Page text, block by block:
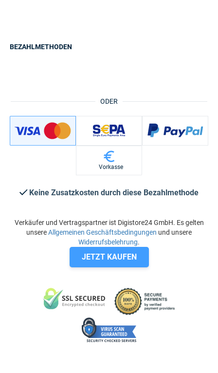
ODER
BEZAHLMETHODEN
Vorkasse
Keine Zusatzkosten durch diese Bezahlmethode
Verkäufer und Vertragspartner ist Digistore24 GmbH. Es gelten
unsereAllgemeinen Geschäftsbedingungen und unsere
Widerrufsbelehrung.
JETZT KAUFEN